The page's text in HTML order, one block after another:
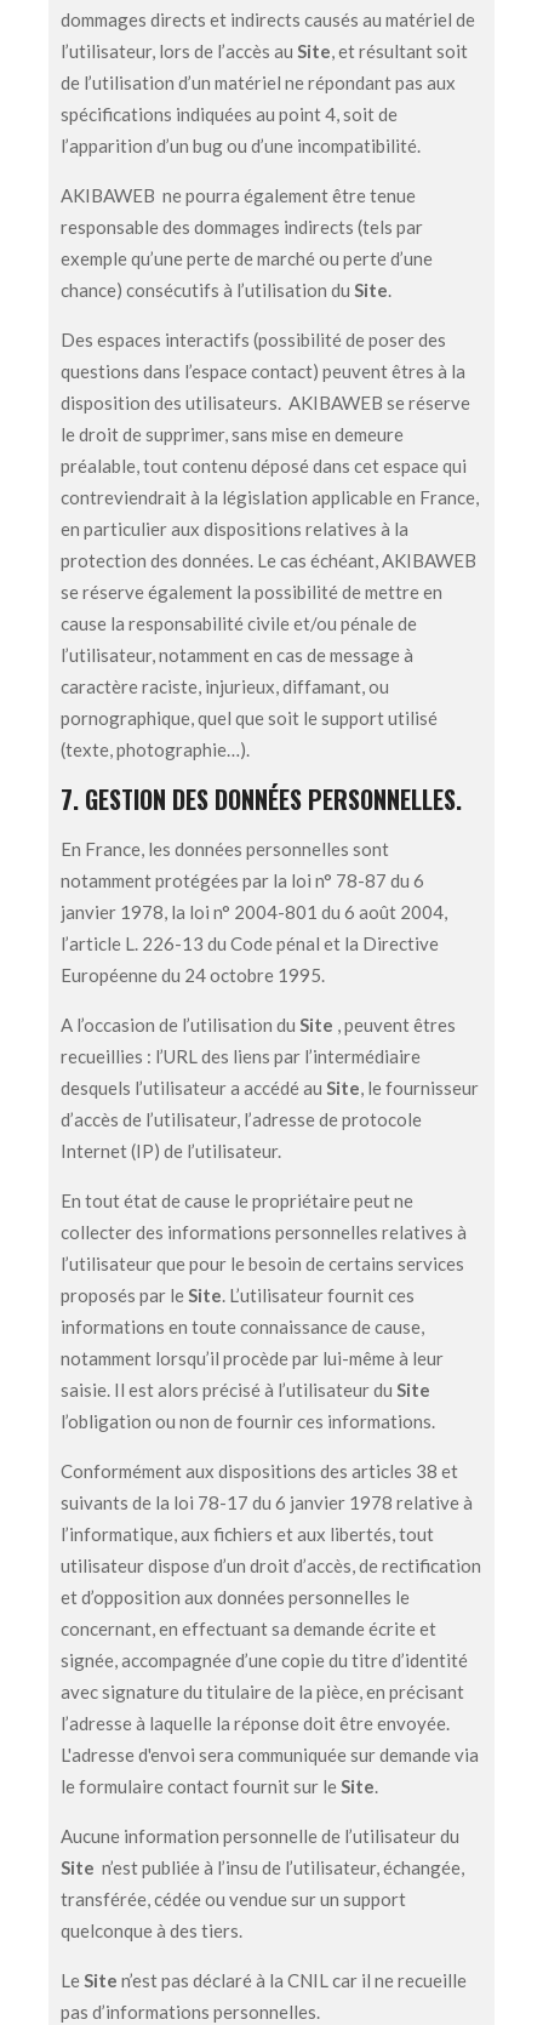
dommages directs et indirects causés au matériel de
l’utilisateur, lors de l’accès au Site, et résultant soit
de l’utilisation d’un matériel ne répondant pas aux
spécifications indiquées au point 4, soit de
l’apparition d’un bug ou d’une incompatibilité.
AKIBAWEB ne pourra également être tenue
responsable des dommages indirects (tels par
exemple qu’une perte de marché ou perte d’une
chance) consécutifs à l’utilisation du Site.
Des espaces interactifs (possibilité de poser des
questions dans l’espace contact) peuvent êtres à la
disposition des utilisateurs. AKIBAWEB se réserve
le droit de supprimer, sans mise en demeure
préalable, tout contenu déposé dans cet espace qui
contreviendrait à la législation applicable en France,
en particulier aux dispositions relatives à la
protection des données. Le cas échéant, AKIBAWEB
se réserve également la possibilité de mettre en
cause la responsabilité civile et/ou pénale de
l’utilisateur, notamment en cas de message à
caractère raciste, injurieux, diffamant, ou
pornographique, quel que soit le support utilisé
(texte, photographie…).
7. GESTION DES DONNÉES PERSONNELLES.
En France, les données personnelles sont
notamment protégées par la loi n° 78-87 du 6
janvier 1978, la loi n° 2004-801 du 6 août 2004,
l’article L. 226-13 du Code pénal et la Directive
Européenne du 24 octobre 1995.
A l’occasion de l’utilisation du Site , peuvent êtres
recueillies : l’URL des liens par l’intermédiaire
desquels l’utilisateur a accédé au Site, le fournisseur
d’accès de l’utilisateur, l’adresse de protocole
Internet (IP) de l’utilisateur.
En tout état de cause le propriétaire peut ne
collecter des informations personnelles relatives à
l’utilisateur que pour le besoin de certains services
proposés par leSite. L’utilisateur fournit ces
informations en toute connaissance de cause,
notamment lorsqu’il procède par lui-même à leur
saisie. Il est alors précisé à l’utilisateur du Site
l’obligation ou non de fournir ces informations.
Conformément aux dispositions des articles 38 et
suivants de la loi 78-17 du 6 janvier 1978 relative à
l’informatique, aux fichiers et aux libertés, tout
utilisateur dispose d’un droit d’accès, de rectification
et d’opposition aux données personnelles le
concernant, en effectuant sa demande écrite et
signée, accompagnée d’une copie du titre d’identité
avec signature du titulaire de la pièce, en précisant
l’adresse à laquelle la réponse doit être envoyée.
L'adresse d'envoi sera communiquée sur demande via
le formulaire contact fournit sur leSite.
Aucune information personnelle de l’utilisateur du
Site n’est publiée à l’insu de l’utilisateur, échangée,
transférée, cédée ou vendue sur un support
quelconque à des tiers.
LeSite n’est pas déclaré à la CNIL car il ne recueille
pas d’informations personnelles.